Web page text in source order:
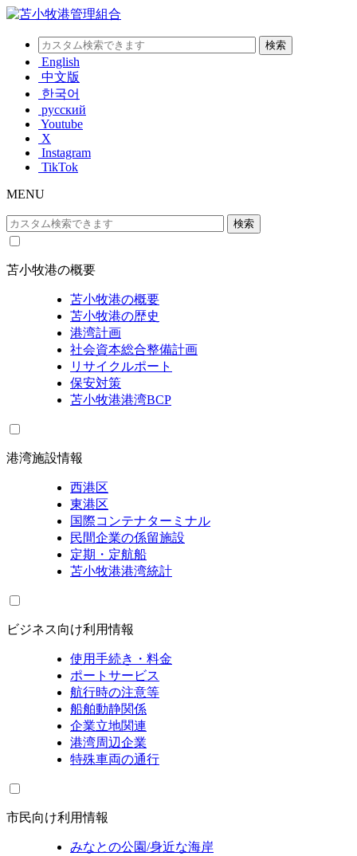
English
中文版
한국어
русский
Youtube
X
Instagram
TikTok
MENU
苫小牧港の概要
苫小牧港の概要
苫小牧港の歴史
港湾計画
社会資本総合整備計画
リサイクルポート
保安対策
苫小牧港港湾BCP
港湾施設情報
西港区
東港区
国際コンテナターミナル
民間企業の係留施設
定期・定航船
苫小牧港港湾統計
ビジネス向け利用情報
使用手続き・料金
ポートサービス
航行時の注意等
船舶動静関係
企業立地関連
港湾周辺企業
特殊車両の通行
市民向け利用情報
みなとの公園/身近な海岸